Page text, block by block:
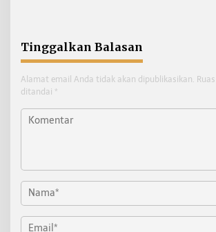
Tinggalkan Balasan
Alamat email Anda tidak akan dipublikasikan.
ditandai *